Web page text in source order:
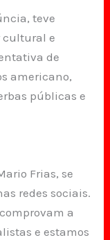
teve
cultural e
de
americano,
públicas e
Frias, se
redes sociais.
a
e estamos